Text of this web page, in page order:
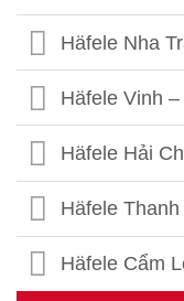
Häfele Nha
Häfele Vinh
Häfele Hải
Häfele
Häfele Cẩm